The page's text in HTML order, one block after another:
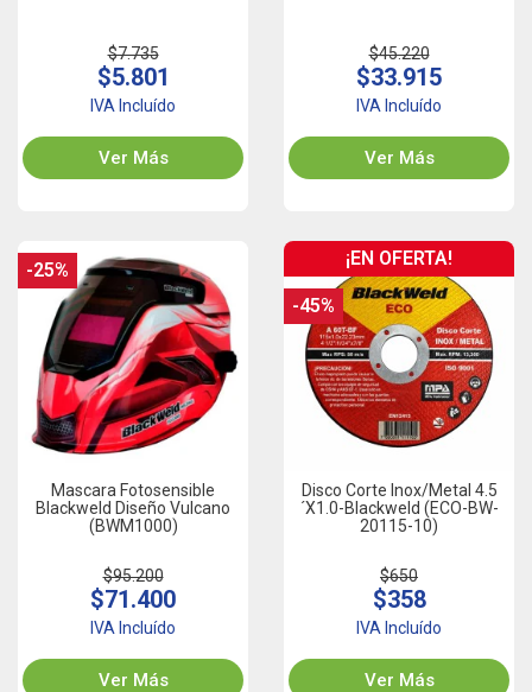
$7.735
$5.801
IVA Incluído
Ver Más
$45.220
$33.915
IVA Incluído
Ver Más
Mascara Fotosensible
Blackweld Diseño Vulcano
(BWM1000)
$95.200
$71.400
IVA Incluído
Ver Más
-25%
Disco Corte Inox/Metal 4.5
´x1.0-Blackweld (ECO-BW-
20115-10)
$650
$358
IVA Incluído
Ver Más
¡EN OFERTA!
-45%